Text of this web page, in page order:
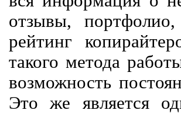
отзывы,
рейтинг
такого метода
возможность
Это же является